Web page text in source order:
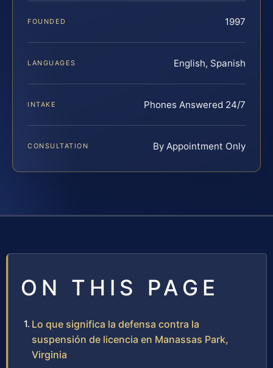
FOUNDED 1997
LANGUAGES English, Spanish
INTAKE Phones Answered 24/7
CONSULTATION By Appointment Only
ON THIS PAGE
Lo que significa la defensa contra la
suspensión de licencia en Manassas Park,
Virginia